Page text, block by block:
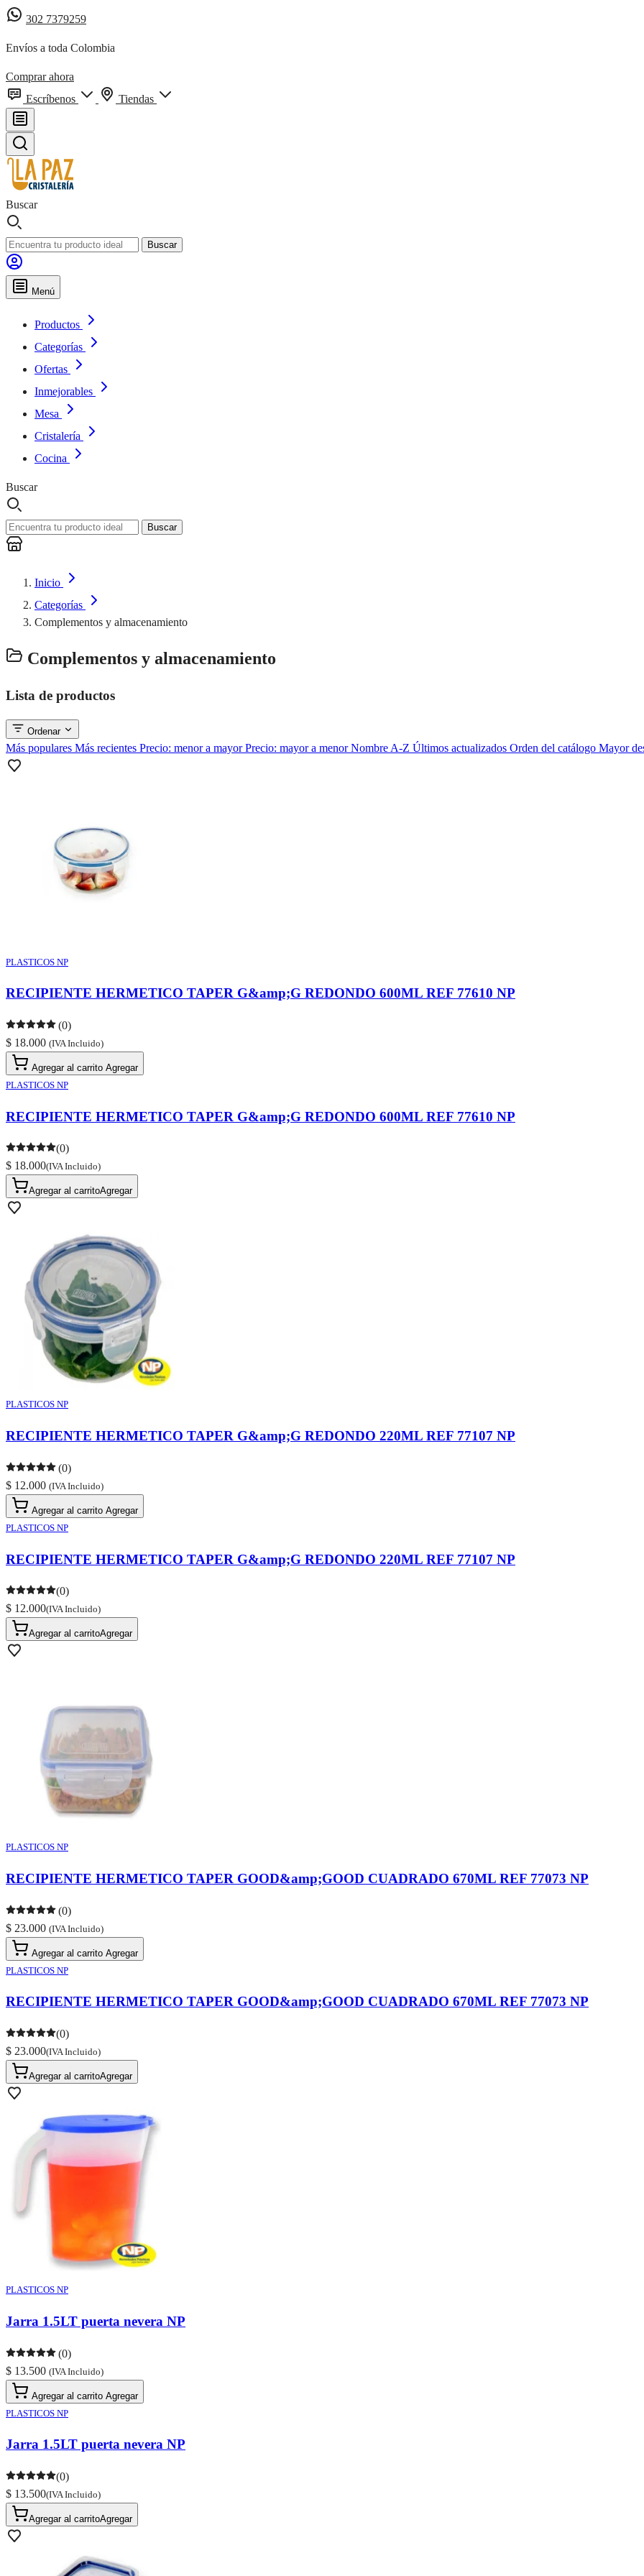
302 7379259
Envíos a toda Colombia
Comprar ahora
Escríbenos
Tiendas
Buscar
Buscar
Menú
Productos
Categorías
Ofertas
Inmejorables
Mesa
Cristalería
Cocina
Buscar
Buscar
Inicio
Categorías
Complementos y almacenamiento
Complementos y almacenamiento
Lista de productos
Ordenar
Más populares Más recientes Precio: menor a mayorPrecio: mayor a menorNombre A-Z Últimos actualizados Orden del catálogo Mayor
PLASTICOS NP
RECIPIENTE HERMETICO TAPER G&amp;G REDONDO 600ML REF 77610 NP
(0)
$ 18.000 (IVA Incluido)
Agregar al carrito Agregar
PLASTICOS NP
RECIPIENTE HERMETICO TAPER G&amp;G REDONDO 600ML REF 77610 NP
(0)
$ 18.000(IVA Incluido)
Agregar al carritoAgregar
PLASTICOS NP
RECIPIENTE HERMETICO TAPER G&amp;G REDONDO 220ML REF 77107 NP
(0)
$ 12.000 (IVA Incluido)
Agregar al carrito Agregar
PLASTICOS NP
RECIPIENTE HERMETICO TAPER G&amp;G REDONDO 220ML REF 77107 NP
(0)
$ 12.000(IVA Incluido)
Agregar al carritoAgregar
PLASTICOS NP
RECIPIENTE HERMETICO TAPER GOOD&amp;GOOD CUADRADO 670ML REF 77073 NP
(0)
$ 23.000 (IVA Incluido)
Agregar al carrito Agregar
PLASTICOS NP
RECIPIENTE HERMETICO TAPER GOOD&amp;GOOD CUADRADO 670ML REF 77073 NP
(0)
$ 23.000(IVA Incluido)
Agregar al carritoAgregar
PLASTICOS NP
Jarra 1.5LT puerta nevera NP
(0)
$ 13.500 (IVA Incluido)
Agregar al carrito Agregar
PLASTICOS NP
Jarra 1.5LT puerta nevera NP
(0)
$ 13.500(IVA Incluido)
Agregar al carritoAgregar